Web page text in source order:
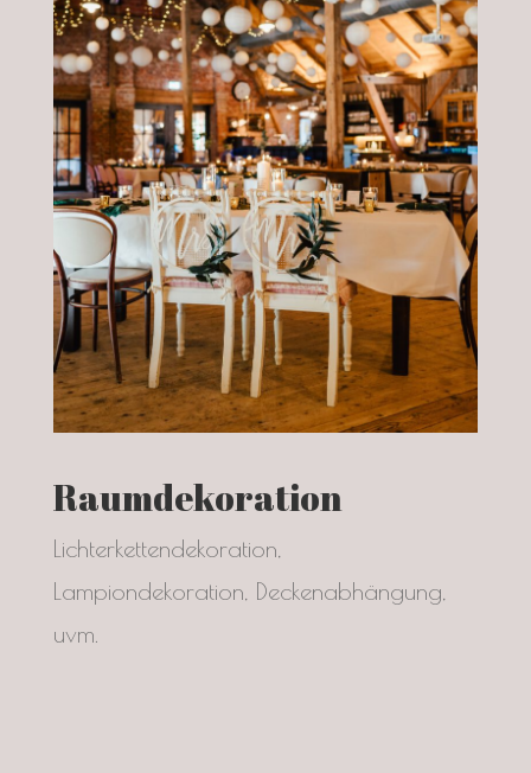
Raumdekoration
Lichterkettendekoration,
Lampiondekoration, Deckenabhängung,
uvm.